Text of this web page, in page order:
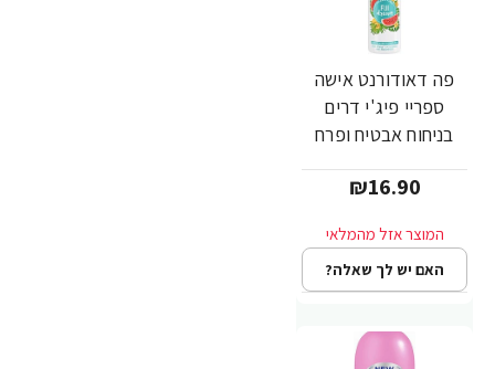
פה דאודורנט אישה
ספריי פיג'י דרים
בניחוח אבטיח ופרח
מבית FA
₪16.90
האם יש לך שאלה?